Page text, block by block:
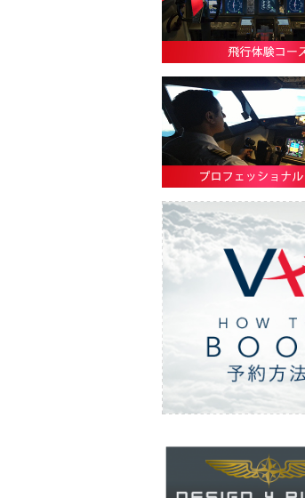
ご予約方法